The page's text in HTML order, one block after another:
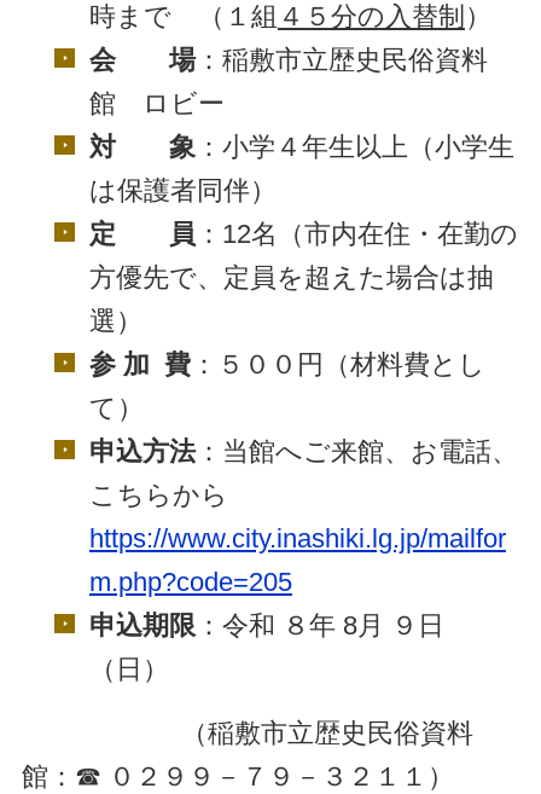
時まで （１組 ４５分の入替制 ）
会 場：稲敷市立歴史民俗資料
館 ロビー
対 象：小学４年生以上（小学生
は保護者同伴）
定 員 ：12名（市内在住・在勤の
方優先で、定員を超えた場合は抽
選）
参 加 費：５００円（材料費とし
て）
申込方法：当館へご来館、お電話、
こちらから
https://www.city.inashiki.lg.jp/mailfor
m.php?code=205
申込期限：令和 ８年 8月 ９日
（日）
（稲敷市立歴史民俗資料
館：☎ ０２９９－７９－３２１１）